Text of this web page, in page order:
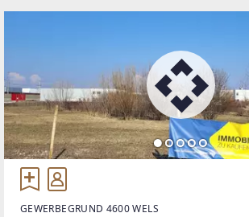
GEWERBEGRUND 4600 WELS